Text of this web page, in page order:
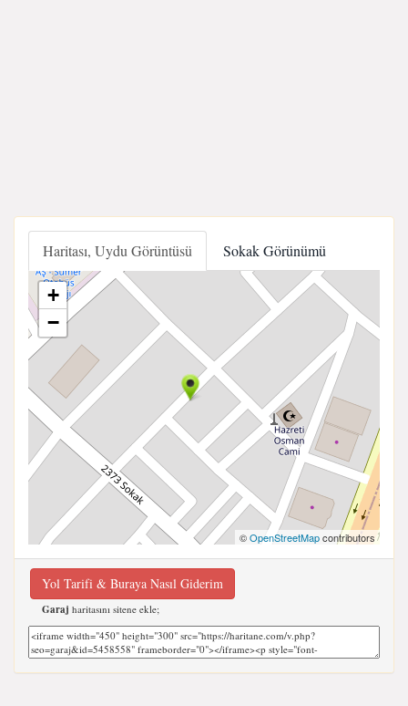
Haritası, Uydu Görüntüsü Sokak Görünümü
+
−
©OpenStreetMapcontributors
Yol Tarifi & Buraya Nasıl Giderim
Garaj haritasını sitene ekle;